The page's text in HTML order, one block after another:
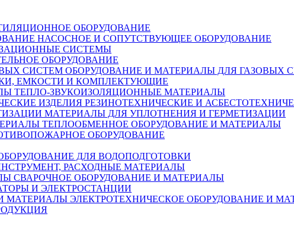
ОБОРУДОВАНИЕ
НАСОСНОЕ И СОПУТСТВУЮЩЕЕ ОБОРУДОВАНИЕ
СИСТЕМЫ
ОБОРУДОВАНИЕ
ОБОРУДОВАНИЕ И МАТЕРИАЛЫ ДЛЯ ГАЗОВЫХ
ЕМКОСТИ И КОМПЛЕКТУЮЩИЕ
ТЕПЛО-ЗВУКОИЗОЛЯЦИОННЫЕ МАТЕРИАЛЫ
РЕЗИНОТЕХНИЧЕСКИЕ И
МАТЕРИАЛЫ ДЛЯ УПЛОТНЕНИЯ И ГЕРМЕТИЗАЦИИ
ТЕПЛООБМЕННОЕ ОБОРУДОВАНИЕ И МАТЕРИАЛЫ
ОБОРУДОВАНИЕ
ДЛЯ ВОДОПОДГОТОВКИ
РАСХОДНЫЕ МАТЕРИАЛЫ
СВАРОЧНОЕ ОБОРУДОВАНИЕ И МАТЕРИАЛЫ
И ЭЛЕКТРОСТАНЦИИ
ЭЛЕКТРОТЕХНИЧЕСКОЕ ОБОРУДОВАНИЕ И